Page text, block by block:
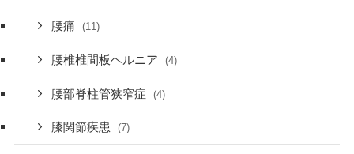
腰痛 (11)
腰椎椎間板ヘルニア (4)
腰部脊柱管狭窄症 (4)
膝関節疾患 (7)